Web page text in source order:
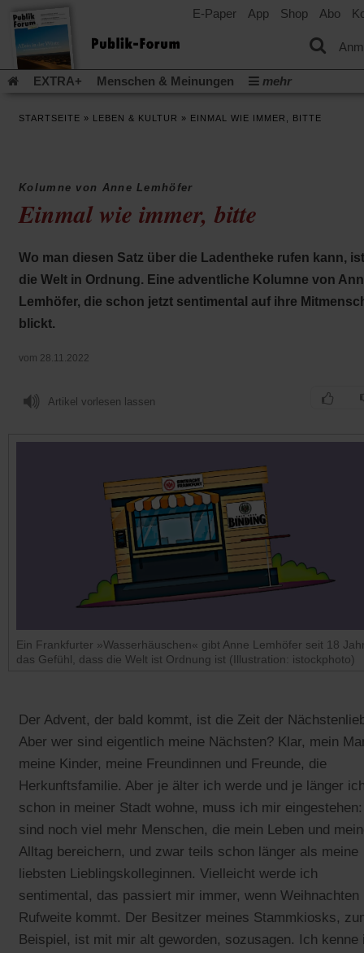
E-Paper App Shop Abo
EXTRA+ Menschen & Meinungen
mehr
Publik-Forum Archiv
Leserinitiative Publik-Forum e.V.
Urlaub und Nichtstun(Öffnet
neuen
Tab)
Gefährlicher Reichtum
neuen
Tab)
in
neuen
Tab)
Krieg und Frieden (Öffnet
in
neuen
Gott neu denken Krieg in der Ukraine
in
Flucht und Migration
Video-Podcast »Veranstaltungen«
Podcast »Veranstaltungen«
Schriftgröße ändern:
STARTSEITE » LEBEN & KULTUR » EINMAL WIE IMMER, BITTE
Kolumne von Anne Lemhöfer
Einmal wie immer, bitte
Wo man diesen Satz über die Ladentheke rufen kann, ist
die Welt in Ordnung. Eine adventliche Kolumne von
Lemhöfer, die schon jetzt sentimental auf ihre
blickt.
vom 28.11.2022
Artikel vorlesen lassen
Ein Frankfurter »Wasserhäuschen« gibt Anne Lemhöfer seit 18
das Gefühl, dass die Welt ist Ordnung ist (Illustration: istockphoto)
Der Advent, der bald kommt, ist die Zeit der
Aber wer sind eigentlich meine Nächsten? Klar, mein
meine Kinder, meine Freundinnen und Freunde, die
Herkunftsfamilie. Aber je älter ich werde und je länger
schon in meiner Stadt wohne, muss ich mir
sind noch viel mehr Menschen, die mein Leben und
Alltag bereichern, und zwar teils schon länger als meine
liebsten Lieblingskolleginnen. Vielleicht werde ich
sentimental, das passiert mir immer, wenn Weihnachten
Rufweite kommt. Der Besitzer meines Stammkiosks,
Beispiel, ist mit mir alt geworden, sozusagen. Ich kenne